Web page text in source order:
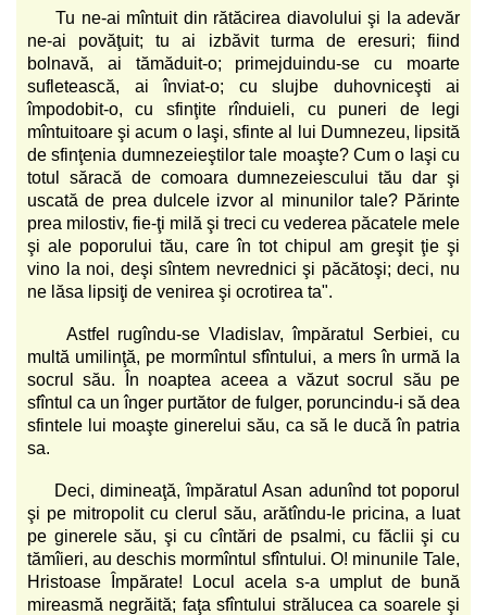
Tu ne-ai mîntuit din rătăcirea diavolului şi la adevăr
ne-ai povăţuit; tu ai izbăvit turma de eresuri; fiind
bolnavă, ai tămăduit-o; primejduindu-se cu moarte
sufletească, ai înviat-o; cu slujbe duhovniceşti ai
împodobit-o, cu sfinţite rînduieli, cu puneri de legi
mîntuitoare şi acum o laşi, sfinte al lui Dumnezeu, lipsită
de sfinţenia dumnezeieştilor tale moaşte? Cum o laşi cu
totul săracă de comoara dumnezeiescului tău dar şi
uscată de prea dulcele izvor al minunilor tale? Părinte
prea milostiv, fie-ţi milă şi treci cu vederea păcatele mele
şi ale poporului tău, care în tot chipul am greşit ţie şi
vino la noi, deşi sîntem nevrednici şi păcătoşi; deci, nu
ne lăsa lipsiţi de venirea şi ocrotirea ta".
Astfel rugîndu-se Vladislav, împăratul Serbiei, cu
multă umilinţă, pe mormîntul sfîntului, a mers în urmă la
socrul său. În noaptea aceea a văzut socrul său pe
sfîntul ca un înger purtător de fulger, poruncindu-i să dea
sfintele lui moaşte ginerelui său, ca să le ducă în patria
sa.
Deci, dimineaţă, împăratul Asan adunînd tot poporul
şi pe mitropolit cu clerul său, arătîndu-le pricina, a luat
pe ginerele său, şi cu cîntări de psalmi, cu făclii şi cu
tămîieri, au deschis mormîntul sfîntului. O! minunile Tale,
Hristoase Împărate! Locul acela s-a umplut de bună
mireasmă negrăită; faţa sfîntului strălucea ca soarele şi